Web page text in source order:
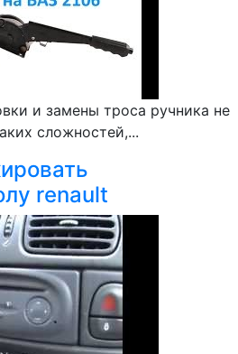
и замены троса ручника не
сложностей,...
renault